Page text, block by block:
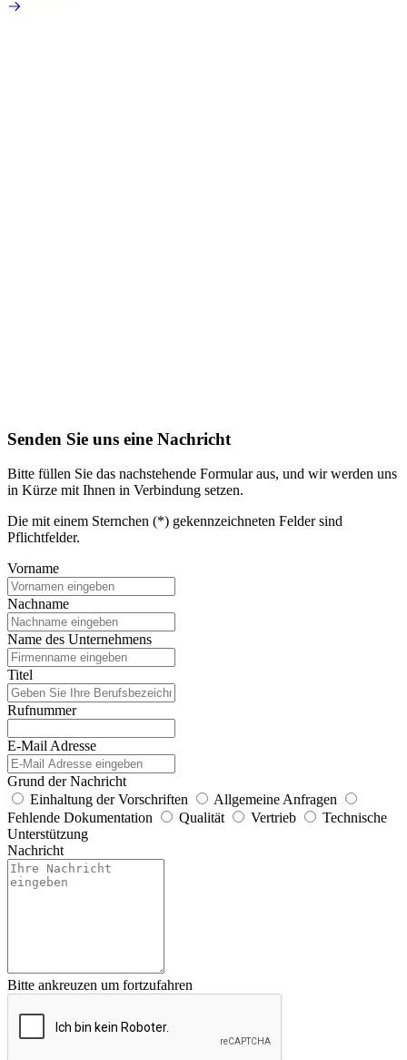
Senden Sie uns eine Nachricht
Bitte füllen Sie das nachstehende Formular aus, und wir werden uns
in Kürze mit Ihnen in Verbindung setzen.
Die mit einem Sternchen (*) gekennzeichneten Felder sind
Pflichtfelder.
Vorname
Nachname
Name des Unternehmens
Titel
Rufnummer
E-Mail Adresse
Grund der Nachricht
Einhaltung der Vorschriften
Allgemeine Anfragen
Fehlende Dokumentation
Qualität Vertrieb
Technische
Unterstützung
Nachricht
Bitte ankreuzen um fortzufahren